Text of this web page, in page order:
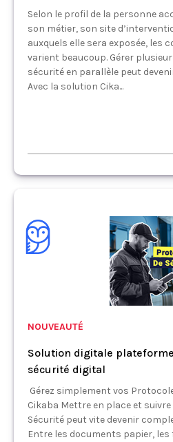
Selon le profil de la personne
son métier, son site
auxquels elle sera exposée, les
varient beaucoup. Gérer
sécurité en parallèle peut
Avec la solution Cika...
NOUVEAUTÉ
Solution digitale
sécurité digital
Gérez simplement vos
Cikaba Mettre en place et
Sécurité peut vite devenir
Entre les documents papier, les